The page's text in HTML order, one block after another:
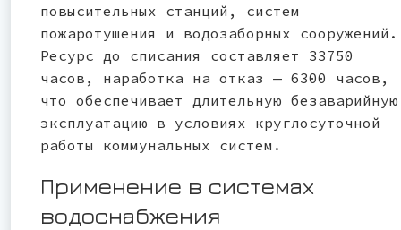
повысительных станций, систем
пожаротушения и водозаборных сооружений.
Ресурс до списания составляет 33750
часов, наработка на отказ — 6300 часов,
что обеспечивает длительную безаварийную
эксплуатацию в условиях круглосуточной
работы коммунальных систем.
Применение в системах
водоснабжения